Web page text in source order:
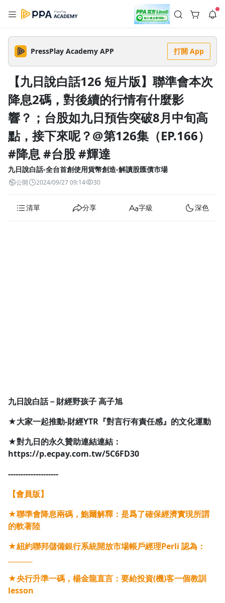
註冊領取 上千元優惠券！
公告
🌞 PPA 避暑津貼．冷氣房升級｜期間快閃活動
2% 點數回饋！🚀 酷暑來襲．偷偷在冷氣房升級 📈⭐️ 【冷氣房
進修 限時開跑】◾單筆滿 NT$2,500 現折 NT$300◾活動期間：
即日起 - 8/13（只有一週）-📣 酷暑季好康 \ 再加碼 /→ 點數回饋
無上限🔥購買任一課程 or 訂閱✅ 消費即享回饋 1% 點數✅ 滿
$5,000 回饋 2% 點數🎁 此為 PPA 官方帳號 Line@ 專屬活動，加
入好友👉 享有「渠道專屬活動」及「個人化推播」！
5 天前
查看全部
PressPlay Academy APP 打開 App
【九日說白話126 短片版】聯準會本次
降息2碼，對後續的行情有什麼影
響？；台股如九日預告突破8月中旬高
點，接下來呢？@第126集（EP.166）
#降息 #台股 #輝達
九日說白話-全台首創使用貨幣創造-解讀股匯債市場
公開 2024/09/27 09:14 30
清單 分享 字級 深色
九日說白話－財經野孩子 高子旭
★大家一起推動-財經YTR『對言行有責任感』的文化運動
★對九日的永久贊助連結連結：
https://p.ecpay.com.tw/5C6FD30
--------------------
【會員版】
★聯準會降息兩碼，鮑爾解釋：是爲了確保經濟實現所謂
的軟著陸
★紐約聯邦儲備銀行系統開放市場帳戶經理Perli 認為：
★央行升準一碼，楊金龍直言：要給投資(機)客一個教訓
lesson
--:-- --:--
1.0x
播放速度
2.0x
1.75x
追蹤列表 播放清單
沒有播放清單
返回播放器
清除全部